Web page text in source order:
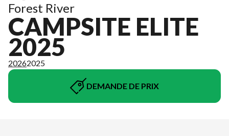
Forest River
CAMPSITE ELITE
2025
20262025
DEMANDE DE PRIX